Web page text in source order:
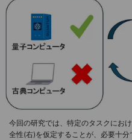
今回の研究では、特定のタスクにお
全性(右)を仮定することが、必要十